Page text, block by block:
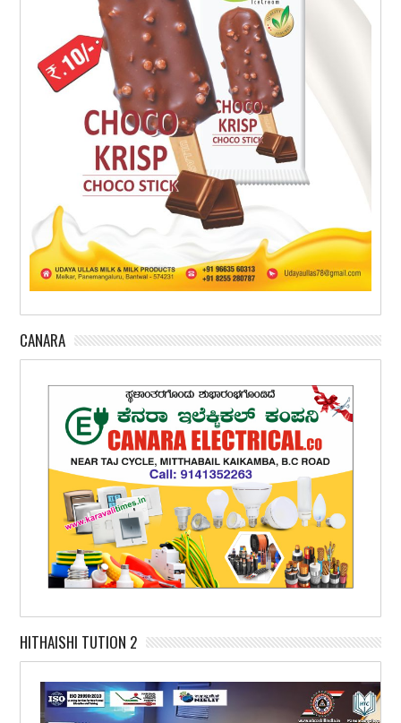
CANARA
HITHAISHI TUTION 2